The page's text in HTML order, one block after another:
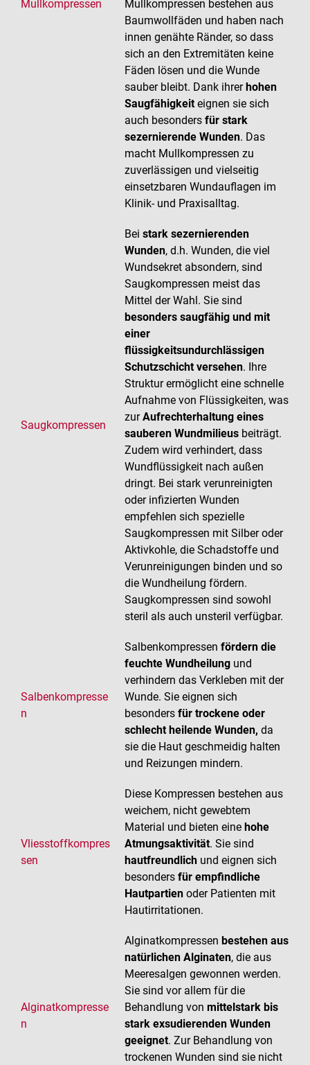
Mullkompressen
Mullkompressen bestehen aus
Baumwollfäden und haben nach
innen genähte Ränder, so dass
sich an den Extremitäten keine
Fäden lösen und die Wunde
sauber bleibt. Dank ihrer hohen
Saugfähigkeit eignen sie sich
auch besonders für stark
sezernierende Wunden. Das
macht Mullkompressen zu
zuverlässigen und vielseitig
einsetzbaren Wundauflagen im
Klinik- und Praxisalltag.
Saugkompressen
Bei stark sezernierenden
Wunden, d.h. Wunden, die viel
Wundsekret absondern, sind
Saugkompressen meist das
Mittel der Wahl. Sie sind
besonders saugfähig und mit
einer
flüssigkeitsundurchlässigen
Schutzschicht versehen. Ihre
Struktur ermöglicht eine schnelle
Aufnahme von Flüssigkeiten, was
zurAufrechterhaltung eines
sauberen Wundmilieus beiträgt.
Zudem wird verhindert, dass
Wundflüssigkeit nach außen
dringt. Bei stark verunreinigten
oder infizierten Wunden
empfehlen sich spezielle
Saugkompressen mit Silber oder
Aktivkohle, die Schadstoffe und
Verunreinigungen binden und so
die Wundheilung fördern.
Saugkompressen sind sowohl
steril als auch unsteril verfügbar.
Salbenkompresse
n
Salbenkompressen fördern die
feuchte Wundheilung und
verhindern das Verkleben mit der
Wunde. Sie eignen sich
besonders für trockene oder
schlecht heilende Wunden, da
sie die Haut geschmeidig halten
und Reizungen mindern.
Vliesstoffkompres
sen
Diese Kompressen bestehen aus
weichem, nicht gewebtem
Material und bieten eine hohe
Atmungsaktivität. Sie sind
hautfreundlich und eignen sich
besonders für empfindliche
Hautpartien oder Patienten mit
Hautirritationen.
Alginatkompresse
n
Alginatkompressen bestehen aus
natürlichen Alginaten, die aus
Meeresalgen gewonnen werden.
Sie sind vor allem für die
Behandlung von mittelstark bis
stark exsudierenden Wunden
geeignet. Zur Behandlung von
trockenen Wunden sind sie nicht